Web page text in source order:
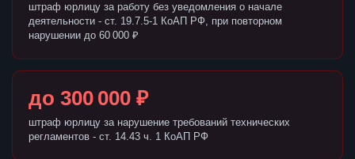
штраф юрлицу за работу без уведомления о начале
деятельности - ст. 19.7.5-1 КоАП РФ, при повторном
нарушении до 60 000 ₽
до 300 000 ₽
штраф юрлицу за нарушение требований технических
регламентов - ст. 14.43 ч. 1 КоАП РФ